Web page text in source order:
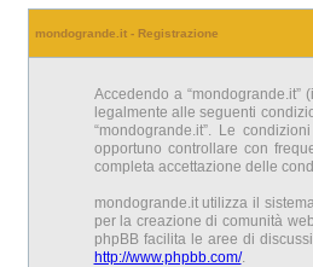
mondogrande.it - Registrazione
Accedendo a “mondogrande.it”
legalmente alle seguenti
“mondogrande.it”. Le
opportuno controllare con
completa accettazione delle
mondogrande.it utilizza il
per la creazione di comunità
phpBB facilita le aree di
http://www.phpbb.com/.